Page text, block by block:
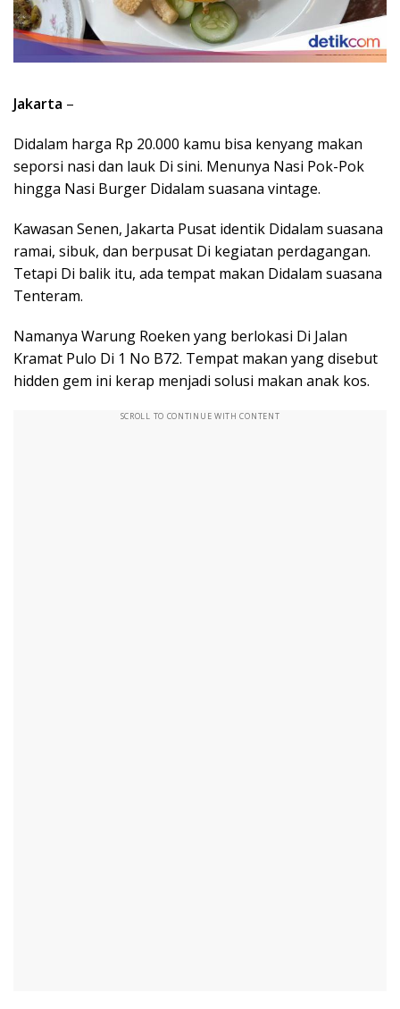
Jakarta –
Didalam harga Rp 20.000 kamu bisa kenyang makan
seporsi nasi dan lauk Di sini. Menunya Nasi Pok-Pok
hingga Nasi Burger Didalam suasana vintage.
Kawasan Senen, Jakarta Pusat identik Didalam suasana
ramai, sibuk, dan berpusat Di kegiatan perdagangan.
Tetapi Di balik itu, ada tempat makan Didalam suasana
Tenteram.
Namanya Warung Roeken yang berlokasi Di Jalan
Kramat Pulo Di 1 No B72. Tempat makan yang disebut
hidden gem ini kerap menjadi solusi makan anak kos.
SCROLL TO CONTINUE WITH CONTENT